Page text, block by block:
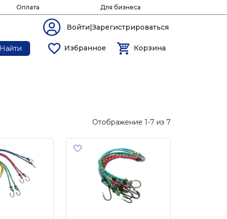
Оплата Для бизнеса
Войти|Зарегистрироваться
Найти Избранное Корзина
Отображение 1-7 из 7